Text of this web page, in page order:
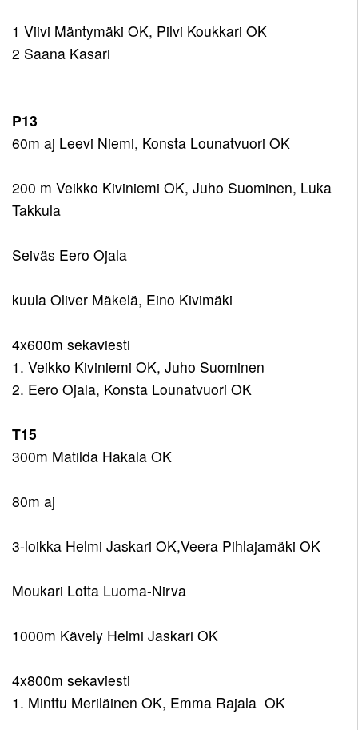
1 Viivi Mäntymäki OK, Pilvi Koukkari OK
2 Saana Kasari
P13
60m aj Leevi Niemi, Konsta Lounatvuori OK
200 m Veikko Kiviniemi OK, Juho Suominen, Luka
Takkula
Seiväs Eero Ojala
kuula Oliver Mäkelä, Eino Kivimäki
4x600m sekaviesti
1. Veikko Kiviniemi OK, Juho Suominen
2. Eero Ojala, Konsta Lounatvuori OK
T15
300m Matilda Hakala OK
80m aj
3-loikka Helmi Jaskari OK,Veera Pihlajamäki OK
Moukari Lotta Luoma-Nirva
1000m Kävely Helmi Jaskari OK
4x800m sekaviesti
1. Minttu Meriläinen OK, Emma Rajala OK